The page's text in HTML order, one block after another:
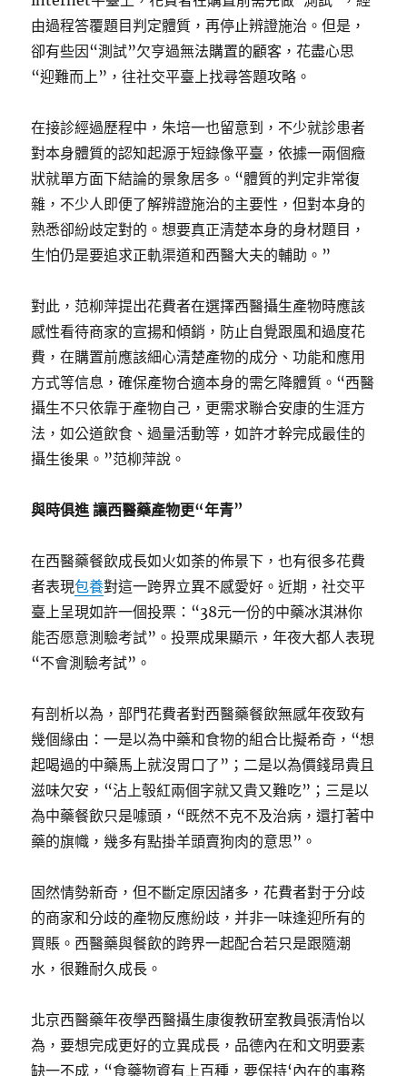
由過程答覆題目判定體質，再停止辨證施治。但是，
卻有些因“測試”欠亨過無法購置的顧客，花盡心思
“迎難而上”，往社交平臺上找尋答題攻略。
在接診經過歷程中，朱培一也留意到，不少就診患者
對本身體質的認知起源于短錄像平臺，依據一兩個癥
狀就單方面下結論的景象居多。“體質的判定非常復
雜，不少人即便了解辨證施治的主要性，但對本身的
熟悉卻紛歧定對的。想要真正清楚本身的身材題目，
生怕仍是要追求正軌渠道和西醫大夫的輔助。”
對此，范柳萍提出花費者在選擇西醫攝生產物時應該
感性看待商家的宣揚和傾銷，防止自覺跟風和過度花
費，在購置前應該細心清楚產物的成分、功能和應用
方式等信息，確保產物合適本身的需乞降體質。“西醫
攝生不只依靠于產物自己，更需求聯合安康的生涯方
法，如公道飲食、過量活動等，如許才幹完成最佳的
攝生後果。”范柳萍說。
與時俱進 讓西醫藥產物更“年青”
在西醫藥餐飲成長如火如荼的佈景下，也有很多花費
者表現包養對這一跨界立異不感愛好。近期，社交平
臺上呈現如許一個投票：“38元一份的中藥冰淇淋你
能否愿意測驗考試”。投票成果顯示，年夜大都人表現
“不會測驗考試”。
有剖析以為，部門花費者對西醫藥餐飲無感年夜致有
幾個緣由：一是以為中藥和食物的組合比擬希奇，“想
起喝過的中藥馬上就沒胃口了”；二是以為價錢昂貴且
滋味欠安，“沾上彀紅兩個字就又貴又難吃”；三是以
為中藥餐飲只是噱頭，“既然不克不及治病，還打著中
藥的旗幟，幾多有點掛羊頭賣狗肉的意思”。
固然情勢新奇，但不斷定原因諸多，花費者對于分歧
的商家和分歧的產物反應紛歧，并非一味逢迎所有的
買賬。西醫藥與餐飲的跨界一起配合若只是跟隨潮
水，很難耐久成長。
北京西醫藥年夜學西醫攝生康復教研室教員張清怡以
為，要想完成更好的立異成長，品德內在和文明要素
缺一不成，“食藥物資有上百種，要保持‘內在的事務